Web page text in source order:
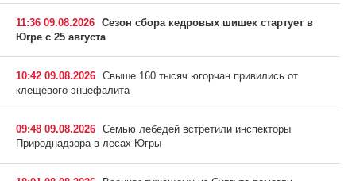
11:36 09.08.2026 Сезон сбора кедровых шишек стартует в
Югре с 25 августа
10:42 09.08.2026 Свыше 160 тысяч югорчан привились от
клещевого энцефалита
09:48 09.08.2026 Семью лебедей встретили инспекторы
Природнадзора в лесах Югры